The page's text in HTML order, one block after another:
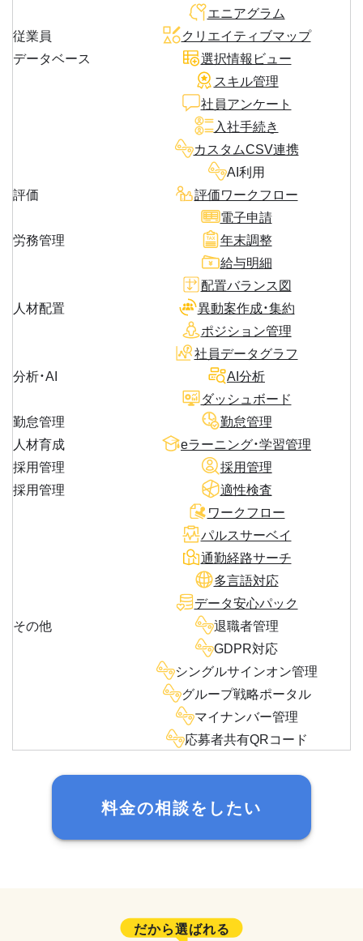
従業員
データベース
エニアグラム
クリエイティブマップ
選択情報ビュー
スキル管理
社員アンケート
入社手続き
カスタムCSV連携
AI利用
評価
評価ワークフロー
労務管理
電子申請
年末調整
給与明細
人材配置
配置バランス図
異動案作成・集約
ポジション管理
分析・AI
社員データグラフ
AI分析
ダッシュボード
勤怠管理
勤怠管理
人材育成
eラーニング・学習管理
採用管理
採用管理
採用管理
適性検査
その他
ワークフロー
パルスサーベイ
通勤経路サーチ
多言語対応
データ安心パック
退職者管理
GDPR対応
シングルサインオン管理
グループ戦略ポータル
マイナンバー管理
応募者共有QRコード
料金の相談をしたい
だから選ばれる